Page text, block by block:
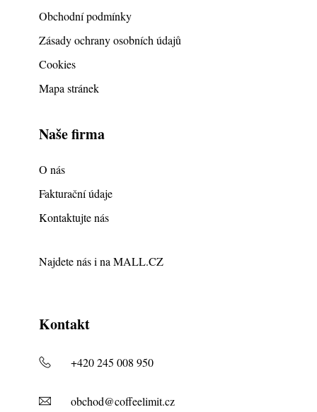
Obchodní podmínky
Zásady ochrany osobních údajů
Cookies
Mapa stránek
Naše firma
O nás
Fakturační údaje
Kontaktujte nás
Najdete nás i na MALL.CZ
Kontakt
+420 245 008 950
obchod@coffeelimit.cz